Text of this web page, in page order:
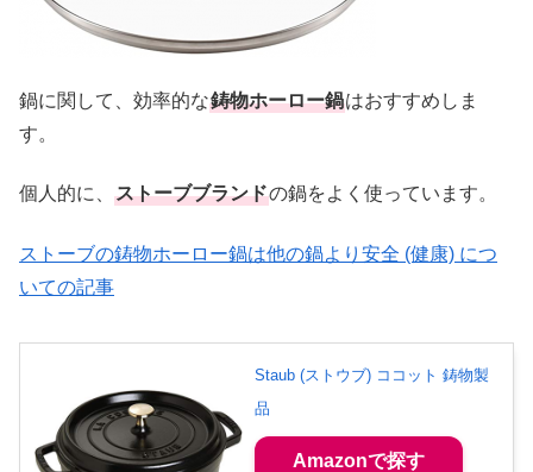
鍋に関して、効率的な鋳物ホーロー鍋はおすすめしま
す。
個人的に、 ストーブブランドの鍋をよく使っています。
ストーブの鋳物ホーロー鍋は他の鍋より安全 (健康) につ
いての記事
Staub (ストウブ) ココット 鋳物製
品
Amazonで探す